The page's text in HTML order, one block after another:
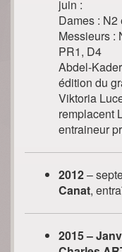
juin :
Dames :
Messieurs :
PR1, D4
Abdel-
édition du
Viktoria
remplacent
entraineur
2012–
Canat,
2015 –